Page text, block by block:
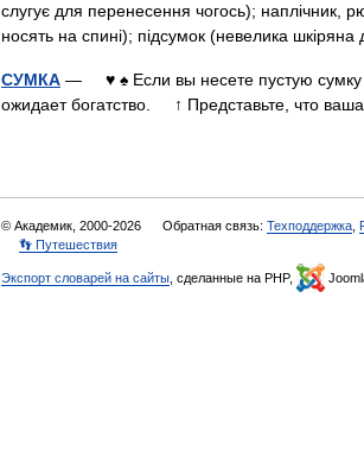
слугує для перенесення чогось); наплічник,
носять на спині); підсумок (невелика
СУМКА — ♥ ♠ Если вы несете пустую сумку
ожидает богатство. ↑ Представьте, что
© Академик, 2000-2026 Обратная связь: Техподдержка
👣 Путешествия
Экспорт словарей на сайты , сделанные на PHP,